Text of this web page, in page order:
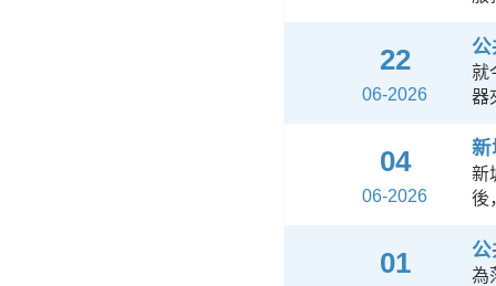
22
06-2026
公
就
器
04
06-2026
新
新
後
01 公
為